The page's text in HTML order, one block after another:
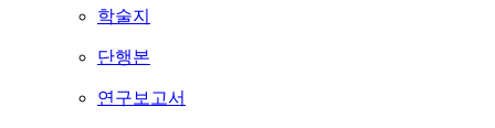
학술지
단행본
연구보고서